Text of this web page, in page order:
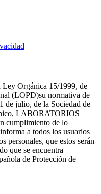
Orgánica 15/1999, de
(LOPD)su normativa de
de julio, de la Sociedad de
LABORATORIOS
cumplimiento de lo
a todos los usuarios
personales, que estos serán
que se encuentra
de Protección de